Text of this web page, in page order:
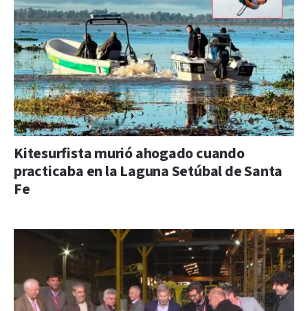
Kitesurfista murió ahogado cuando
practicaba en la Laguna Setúbal de Santa
Fe